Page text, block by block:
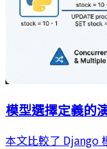
模型選擇定義的
本文比較了 Django